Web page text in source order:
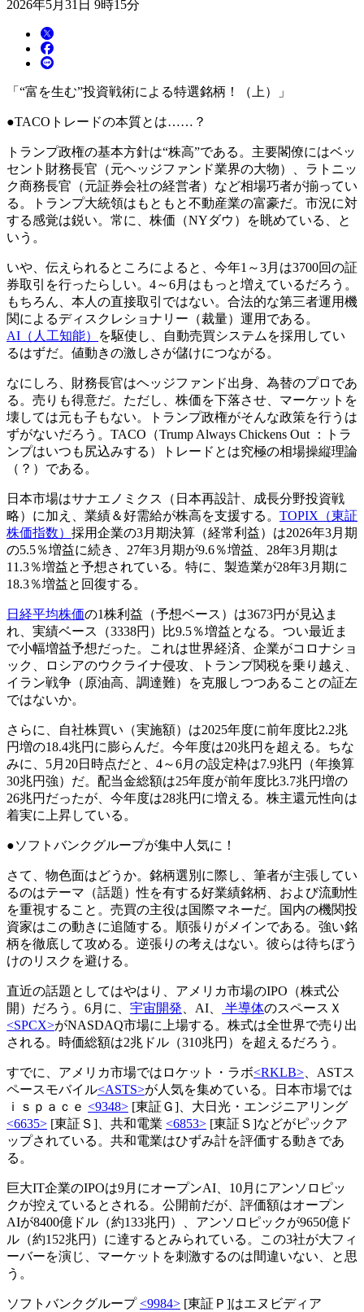
2026年5月31日 9時15分
「“富を生む”投資戦術による特選銘柄！（上）」
●TACOトレードの本質とは……？
トランプ政権の基本方針は“株高”である。主要閣僚にはベッ
セント財務長官（元ヘッジファンド業界の大物）、ラトニッ
ク商務長官（元証券会社の経営者）など相場巧者が揃ってい
る。トランプ大統領はもともと不動産業の富豪だ。市況に対
する感覚は鋭い。常に、株価（NYダウ）を眺めている、と
いう。
いや、伝えられるところによると、今年1～3月は3700回の証
券取引を行ったらしい。4～6月はもっと増えているだろう。
もちろん、本人の直接取引ではない。合法的な第三者運用機
関によるディスクレショナリー（裁量）運用である。
AI（人工知能）
を駆使し、自動売買システムを採用してい
るはずだ。値動きの激しさが儲けにつながる。
なにしろ、財務長官はヘッジファンド出身、為替のプロであ
る。売りも得意だ。ただし、株価を下落させ、マーケットを
壊しては元も子もない。トランプ政権がそんな政策を行うは
ずがないだろう。TACO（Trump Always Chickens Out ：トラ
ンプはいつも尻込みする）トレードとは究極の相場操縦理論
（？）である。
日本市場はサナエノミクス（日本再設計、成長分野投資戦
略）に加え、業績＆好需給が株高を支援する。 TOPIX（東証
株価指数） 採用企業の3月期決算（経常利益）は2026年3月期
の5.5％増益に続き、27年3月期が9.6％増益、28年3月期は
11.3％増益と予想されている。特に、製造業が28年3月期に
18.3％増益と回復する。
日経平均株価の1株利益（予想ベース）は3673円が見込ま
れ、実績ベース（3338円）比9.5％増益となる。つい最近ま
で小幅増益予想だった。これは世界経済、企業がコロナショ
ック、ロシアのウクライナ侵攻、トランプ関税を乗り越え、
イラン戦争（原油高、調達難）を克服しつつあることの証左
ではないか。
さらに、自社株買い（実施額）は2025年度に前年度比2.2兆
円増の18.4兆円に膨らんだ。今年度は20兆円を超える。ちな
みに、5月20日時点だと、4～6月の設定枠は7.9兆円（年換算
30兆円強）だ。配当金総額は25年度が前年度比3.7兆円増の
26兆円だったが、今年度は28兆円に増える。株主還元性向は
着実に上昇している。
●ソフトバンクグループが集中人気に！
さて、物色面はどうか。銘柄選別に際し、筆者が主張してい
るのはテーマ（話題）性を有する好業績銘柄、および流動性
を重視すること。売買の主役は国際マネーだ。国内の機関投
資家はこの動きに追随する。順張りがメインである。強い銘
柄を徹底して攻める。逆張りの考えはない。彼らは待ちぼう
けのリスクを避ける。
直近の話題としてはやはり、アメリカ市場のIPO（株式公
開）だろう。6月に、 宇宙開発 、AI、 半導体のスペースＸ
<SPCX>がNASDAQ市場に上場する。株式は全世界で売り出
される。時価総額は2兆ドル（310兆円）を超えるだろう。
すでに、アメリカ市場ではロケット・ラボ<RKLB> 、ASTス
ペースモバイル<ASTS>が人気を集めている。日本市場では
ｉｓｐａｃｅ <9348> [東証Ｇ]、大日光・エンジニアリング
<6635> [東証Ｓ]、共和電業 <6853> [東証Ｓ]などがピックア
ップされている。共和電業はひずみ計を評価する動きであ
る。
巨大IT企業のIPOは9月にオープンAI、10月にアンソロピッ
クが控えているとされる。公開前だが、評価額はオープン
AIが8400億ドル（約133兆円）、アンソロピックが9650億ド
ル（約152兆円）に達するとみられている。この3社が大フィ
ーバーを演じ、マーケットを刺激するのは間違いない、と思
う。
ソフトバンクグループ<9984> [東証Ｐ]はエヌビディア